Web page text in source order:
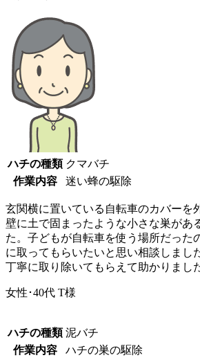
ハチの種類 クマバチ
作業内容
迷い蜂の駆除
玄関横に置いている自転車のカバーを
壁に土で固まったような小さな巣があ
た。子どもが自転車を使う場所だった
に取ってもらいたいと思い相談しまし
丁寧に取り除いてもらえて助かりまし
女性･40代 T様
ハチの種類 泥バチ
作業内容
ハチの巣の駆除